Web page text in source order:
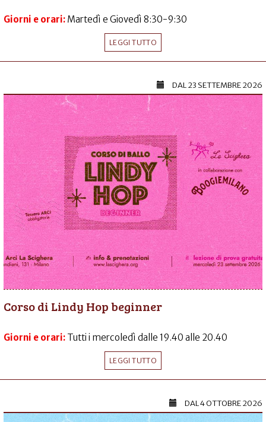
Giorni e orari: Martedì e Giovedì 8:30-9:30
LEGGI TUTTO
DAL23 SETTEMBRE 2026
Corso di Lindy Hop beginner
Giorni e orari: Tutti i mercoledì dalle 19.40 alle 20.40
LEGGI TUTTO
DAL4 OTTOBRE 2026